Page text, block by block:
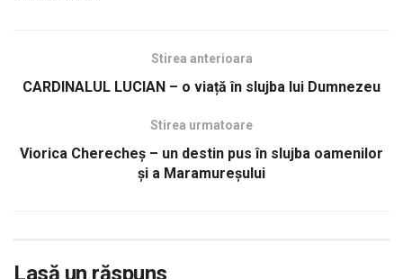
Stirea anterioara
CARDINALUL LUCIAN – o viață în slujba lui Dumnezeu
Stirea urmatoare
Viorica Cherecheș – un destin pus în slujba oamenilor
și a Maramureșului
Lasă un răspuns